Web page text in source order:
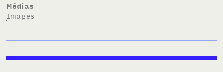
Médias
Images